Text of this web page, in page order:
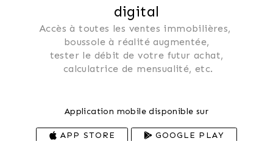
digital
Accès à toutes les ventes immobilières,
boussole à réalité augmentée,
tester le débit de votre futur achat,
calculatrice de mensualité, etc.
Application mobile disponible sur
APP STORE GOOGLE PLAY